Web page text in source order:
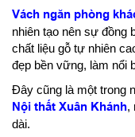
Vách ngăn phòng
nhiên tạo nên sự đồng
chất liệu gỗ tự nhiên
đẹp bền vững, làm nổi
Đây cũng là một trong
Nội thất Xuân Khánh,
dài.